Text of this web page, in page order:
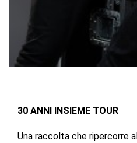
30 ANNI INSIEME TOUR
Una raccolta che ripercorre